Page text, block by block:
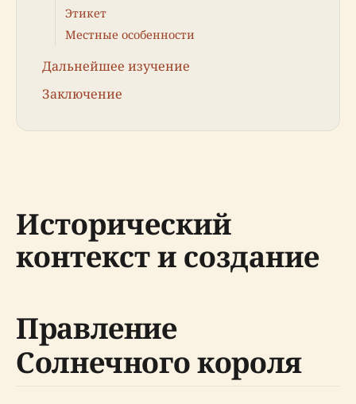
Этикет
Местные особенности
Дальнейшее изучение
Заключение
Исторический
контекст и создание
Правление
Солнечного короля